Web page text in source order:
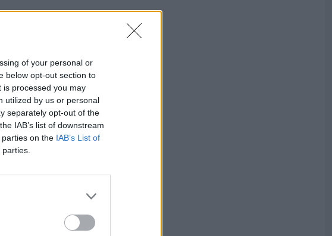
of your personal or
below opt-out section to
processed you may
utilized by us or personal
separately opt-out of the
IAB’s list of downstream
on the IAB’s List of